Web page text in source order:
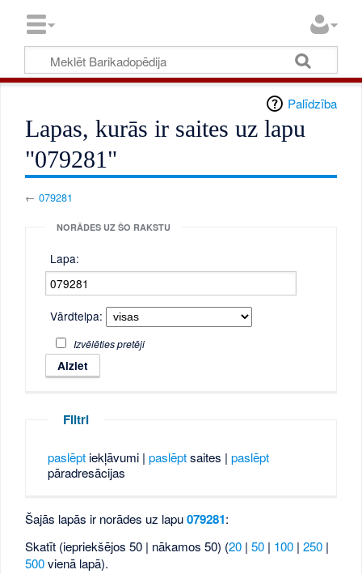
Palīdzība
Lapas, kurās ir saites uz lapu
"079281"
←079281
NORĀDES UZ ŠO RAKSTU
Lapa:
Vārdtelpa:
Izvēlēties pretēji
Filtri
paslēptiekļāvumi | paslēptsaites | paslēpt
pāradresācijas
Šajās lapās ir norādes uz lapu079281:
Skatīt (iepriekšējos 50 | nākamos 50) (20 |50 | 100 |250 |
500vienā lapā).